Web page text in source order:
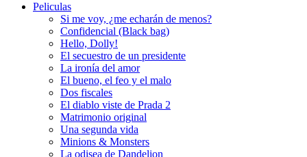
Peliculas
Si me voy, ¿me echarán de menos?
Confidencial (Black bag)
Hello, Dolly!
El secuestro de un presidente
La ironía del amor
El bueno, el feo y el malo
Dos fiscales
El diablo viste de Prada 2
Matrimonio original
Una segunda vida
Minions & Monsters
La odisea de Dandelion